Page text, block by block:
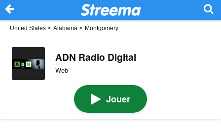
United States > Alabama > Montgomery
ADN Radio Digital
Web
Jouer